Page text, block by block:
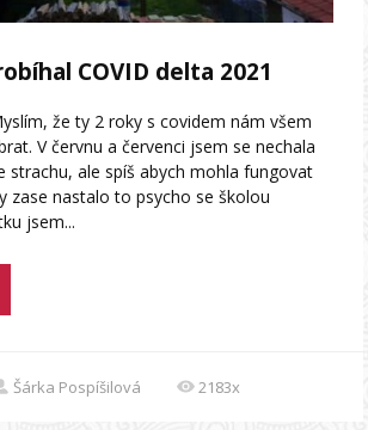
COVID delta 2021
že ty 2 roky s covidem nám všem
V červnu a červenci jsem se nechala
strachu, ale spíš abych mohla fungovat
zase nastalo to psycho se školou
jsem...
Šárka Pospíšilová 2183x